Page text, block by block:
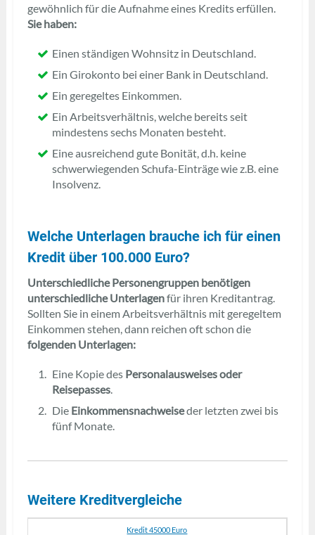
gewöhnlich für die Aufnahme eines Kredits erfüllen.
Sie haben:
Einen ständigen Wohnsitz in Deutschland.
Ein Girokonto bei einer Bank in Deutschland.
Ein geregeltes Einkommen.
Ein Arbeitsverhältnis, welche bereits seit
mindestens sechs Monaten besteht.
Eine ausreichend gute Bonität, d.h. keine
schwerwiegenden Schufa-Einträge wie z.B. eine
Insolvenz.
Welche Unterlagen brauche ich für einen
Kredit über 100.000 Euro?
Unterschiedliche Personengruppen benötigen
unterschiedliche Unterlagenfür ihren Kreditantrag.
Sollten Sie in einem Arbeitsverhältnis mit geregeltem
Einkommen stehen, dann reichen oft schon die
folgenden Unterlagen:
Eine Kopie des Personalausweises oder
Reisepasses.
Die Einkommensnachweiseder letzten zwei bis
fünf Monate.
Weitere Kreditvergleiche
Kredit 45000 Euro